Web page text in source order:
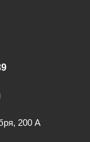
200 А